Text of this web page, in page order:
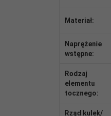
Materiał:
Naprężenie
wstępne:
Rodzaj
elementu
tocznego:
Rząd kulek/